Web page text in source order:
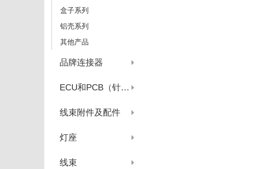
盒子系列
铝壳系列
其他产品
品牌连接器
ECU和PCB（针座系列）
线束附件及配件
灯座
线束